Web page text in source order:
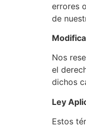
errores
de
Nos
el
dichos
Ley
Estos